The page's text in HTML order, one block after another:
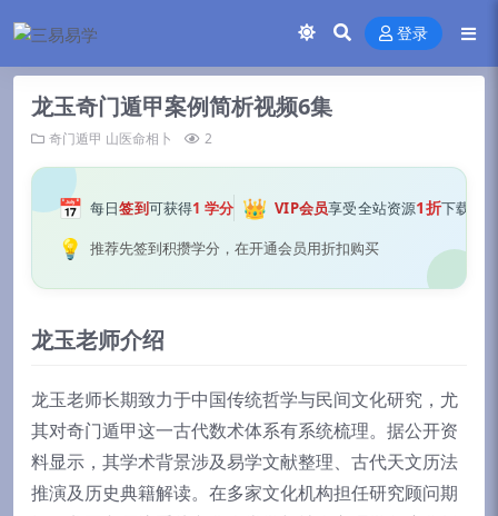
登录
龙玉奇门遁甲案例简析视频6集
奇门遁甲 山医命相卜 2
📅 每日签到可获得1 学分 👑 VIP会员享受全站资源1折下载
💡 推荐先签到积攒学分，在开通会员用折扣购买
龙玉老师介绍
龙玉老师长期致力于中国传统哲学与民间文化研究，尤
其对奇门遁甲这一古代数术体系有系统梳理。据公开资
料显示，其学术背景涉及易学文献整理、古代天文历法
推演及历史典籍解读。在多家文化机构担任研究顾问期